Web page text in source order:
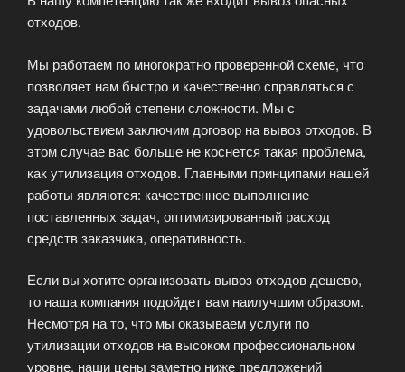
отходов.
Мы работаем по многократно проверенной схеме, что
позволяет нам быстро и качественно справляться с
задачами любой степени сложности. Мы с
удовольствием заключим договор на вывоз отходов. В
этом случае вас больше не коснется такая проблема,
как утилизация отходов. Главными принципами нашей
работы являются: качественное выполнение
поставленных задач, оптимизированный расход
средств заказчика, оперативность.
Если вы хотите организовать вывоз отходов дешево,
то наша компания подойдет вам наилучшим образом.
Несмотря на то, что мы оказываем услуги по
утилизации отходов на высоком профессиональном
уровне, наши цены заметно ниже предложений